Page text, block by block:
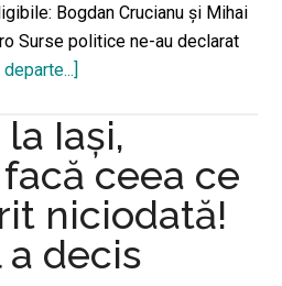
Bogdan Crucianu și Mihai
Surse politice ne-au declarat
și-
a
stabilit
candidații
Consiliul
Iași,
ceea ce
niciodată!
decis